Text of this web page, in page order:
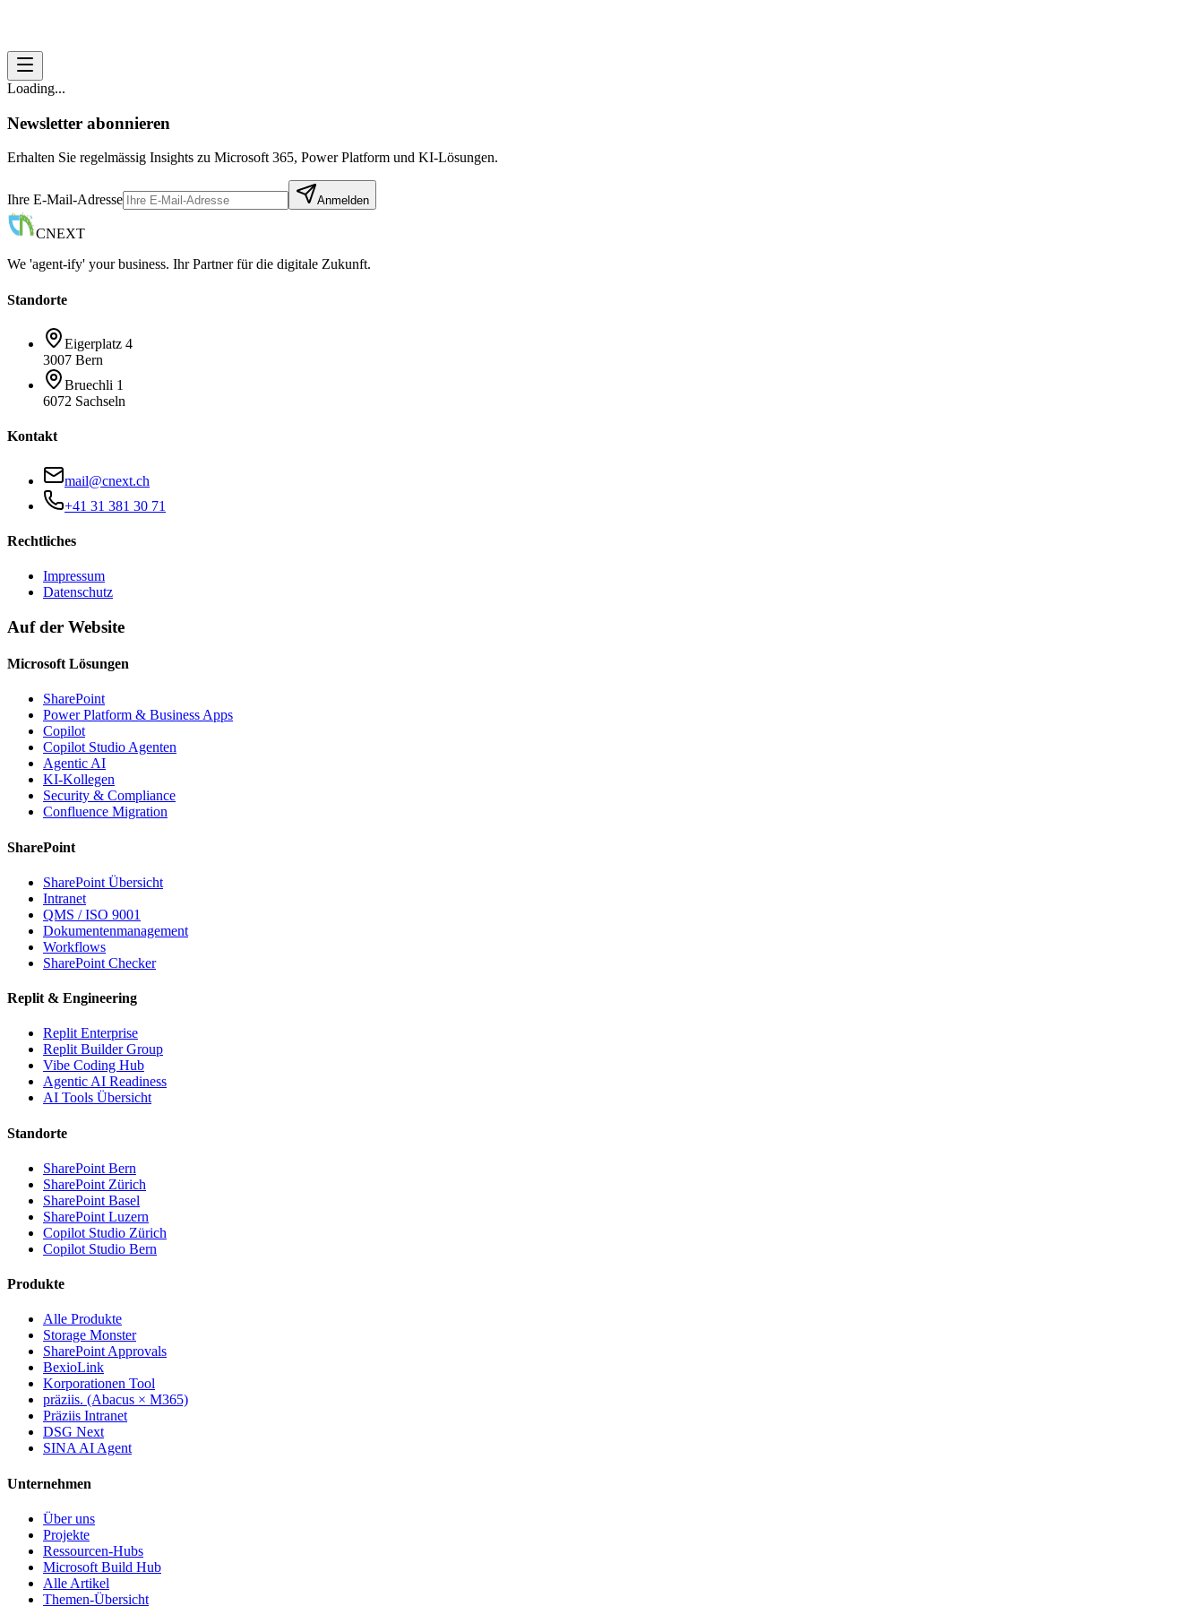
Loading...
Newsletter abonnieren
Erhalten Sie regelmässig Insights zu Microsoft 365, Power Platform und KI-Lösungen.
Ihre E-Mail-Adresse Anmelden
CNEXT
We 'agent-ify' your business. Ihr Partner für die digitale Zukunft.
Standorte
Eigerplatz 4
3007 Bern
Bruechli 1
6072 Sachseln
Kontakt
mail@cnext.ch
+41 31 381 30 71
Rechtliches
Impressum
Datenschutz
Auf der Website
Microsoft Lösungen
SharePoint
Power Platform & Business Apps
Copilot
Copilot Studio Agenten
Agentic AI
KI-Kollegen
Security & Compliance
Confluence Migration
SharePoint
SharePoint Übersicht
Intranet
QMS / ISO 9001
Dokumentenmanagement
Workflows
SharePoint Checker
Replit & Engineering
Replit Enterprise
Replit Builder Group
Vibe Coding Hub
Agentic AI Readiness
AI Tools Übersicht
Standorte
SharePoint Bern
SharePoint Zürich
SharePoint Basel
SharePoint Luzern
Copilot Studio Zürich
Copilot Studio Bern
Produkte
Alle Produkte
Storage Monster
SharePoint Approvals
BexioLink
Korporationen Tool
präziis. (Abacus × M365)
Präziis Intranet
DSG Next
SINA AI Agent
Unternehmen
Über uns
Projekte
Ressourcen-Hubs
Microsoft Build Hub
Alle Artikel
Themen-Übersicht